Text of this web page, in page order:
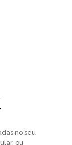
no seu
ou